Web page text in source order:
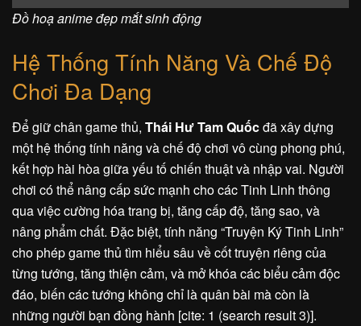
Đồ hoạ anime đẹp mắt sinh động
Hệ Thống Tính Năng Và Chế Độ
Chơi Đa Dạng
Để giữ chân game thủ, Thái Hư Tam Quốcđã xây dựng
một hệ thống tính năng và chế độ chơi vô cùng phong phú,
kết hợp hài hòa giữa yếu tố chiến thuật và nhập vai. Người
chơi có thể nâng cấp sức mạnh cho các Tinh Linh thông
qua việc cường hóa trang bị, tăng cấp độ, tăng sao, và
nâng phẩm chất. Đặc biệt, tính năng “Truyện Ký Tinh Linh”
cho phép game thủ tìm hiểu sâu về cốt truyện riêng của
từng tướng, tăng thiện cảm, và mở khóa các biểu cảm độc
đáo, biến các tướng không chỉ là quân bài mà còn là
những người bạn đồng hành [cite: 1 (search result 3)].